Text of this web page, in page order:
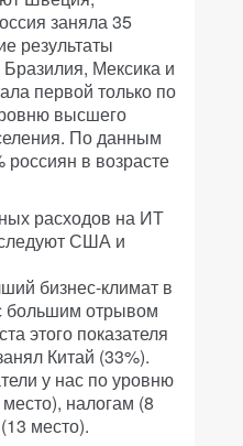
заняла 35
результаты
Мексика и
первой только по
высшего
По данным
в возрасте
расходов на ИТ
США и
бизнес-климат в
большим отрывом
этого показателя
Китай (33%).
у нас по уровню
налогам (8
место).